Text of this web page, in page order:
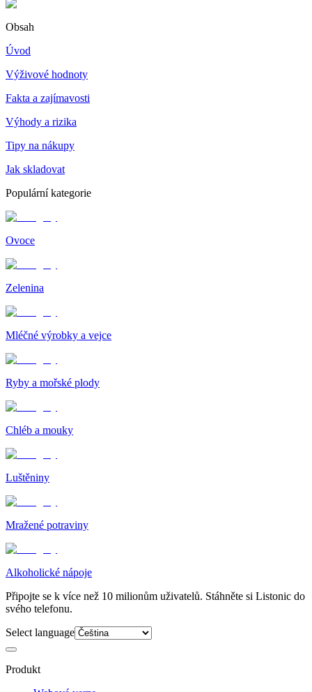
Obsah
Úvod
Výživové hodnoty
Fakta a zajímavosti
Výhody a rizika
Tipy na nákupy
Jak skladovat
Populární kategorie
Ovoce
Zelenina
Mléčné výrobky a vejce
Ryby a mořské plody
Chléb a mouky
Luštěniny
Mražené potraviny
Alkoholické nápoje
Připojte se k více než 10 milionům uživatelů. Stáhněte si Listonic do
svého telefonu.
Select language
Produkt